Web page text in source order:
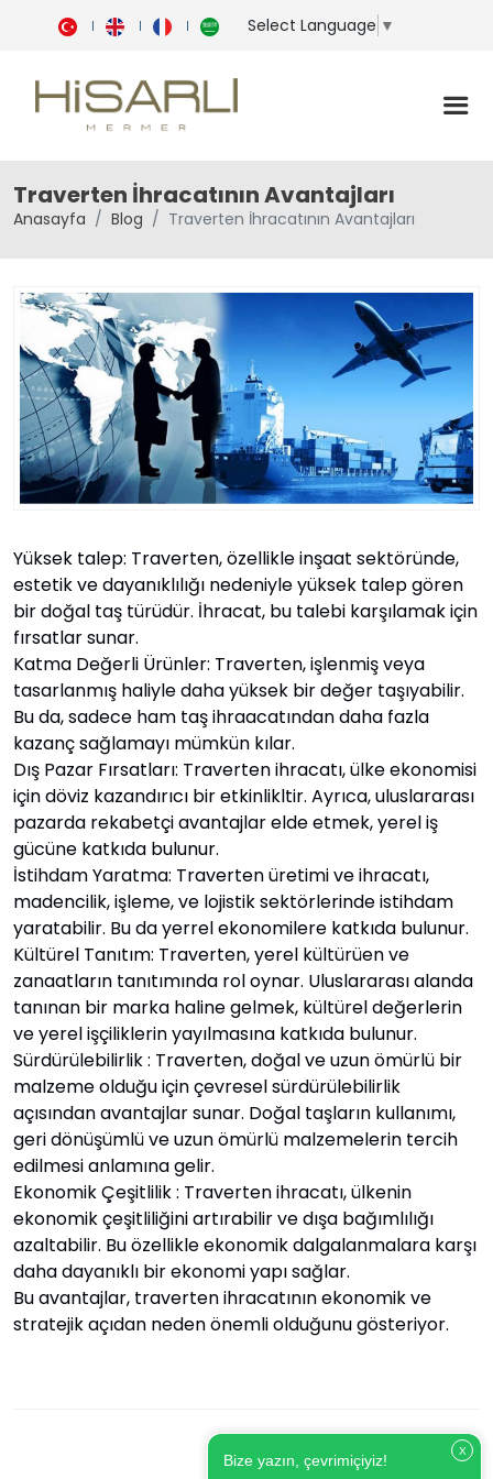
Select Language ▼
Traverten İhracatının Avantajları
Anasayfa Blog Traverten İhracatının Avantajları
Yüksek talep: Traverten, özellikle inşaat sektöründe,
estetik ve dayanıklılığı nedeniyle yüksek talep gören
bir doğal taş türüdür. İhracat, bu talebi karşılamak için
fırsatlar sunar.
Katma Değerli Ürünler: Traverten, işlenmiş veya
tasarlanmış haliyle daha yüksek bir değer taşıyabilir.
Bu da, sadece ham taş ihraacatından daha fazla
kazanç sağlamayı mümkün kılar.
Dış Pazar Fırsatları: Traverten ihracatı, ülke ekonomisi
için döviz kazandırıcı bir etkinlikltir. Ayrıca, uluslararası
pazarda rekabetçi avantajlar elde etmek, yerel iş
gücüne katkıda bulunur.
İstihdam Yaratma: Traverten üretimi ve ihracatı,
madencilik, işleme, ve lojistik sektörlerinde istihdam
yaratabilir. Bu da yerrel ekonomilere katkıda bulunur.
Kültürel Tanıtım: Traverten, yerel kültürüen ve
zanaatların tanıtımında rol oynar. Uluslararası alanda
tanınan bir marka haline gelmek, kültürel değerlerin
ve yerel işçiliklerin yayılmasına katkıda bulunur.
Sürdürülebilirlik : Traverten, doğal ve uzun ömürlü bir
malzeme olduğu için çevresel sürdürülebilirlik
açısından avantajlar sunar. Doğal taşların kullanımı,
geri dönüşümlü ve uzun ömürlü malzemelerin tercih
edilmesi anlamına gelir.
Ekonomik Çeşitlilik : Traverten ihracatı, ülkenin
ekonomik çeşitliliğini artırabilir ve dışa bağımlılığı
azaltabilir. Bu özellikle ekonomik dalgalanmalara karşı
daha dayanıklı bir ekonomi yapı sağlar.
Bu avantajlar, traverten ihracatının ekonomik ve
stratejik açıdan neden önemli olduğunu gösteriyor.
X
Bize yazın, çevrimiçiyiz!